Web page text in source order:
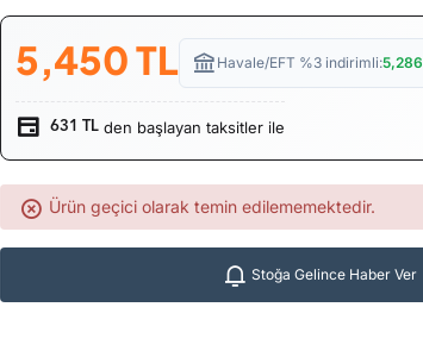
5,450TL Havale/EFT %3 indirimli:5,286
631 TL den başlayan taksitler ile
Ürün geçici olarak temin edilememektedir.
Stoğa Gelince Haber Ver